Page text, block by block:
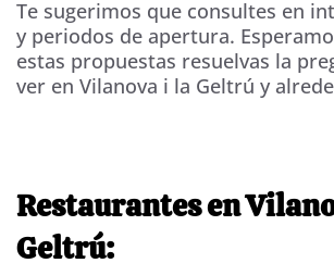
Te sugerimos que consultes en
y periodos de apertura.
estas propuestas resuelvas la
ver en Vilanova i la Geltrú y
Restaurantes en
Geltrú: